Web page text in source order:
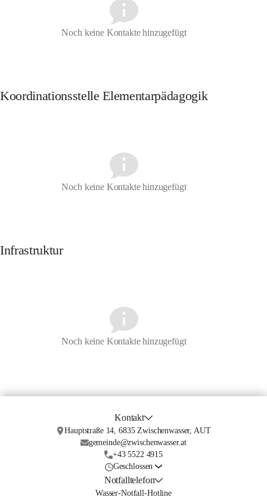
Noch keine Kontakte hinzugefügt
Koordinationsstelle Elementarpädagogik
Noch keine Kontakte hinzugefügt
Infrastruktur
Noch keine Kontakte hinzugefügt
Kontakt
Hauptstraße 14, 6835 Zwischenwasser, AUT
gemeinde@zwischenwasser.at
+43 5522 4915
Geschlossen
Notfalltelefon
Wasser-Notfall-Hotline